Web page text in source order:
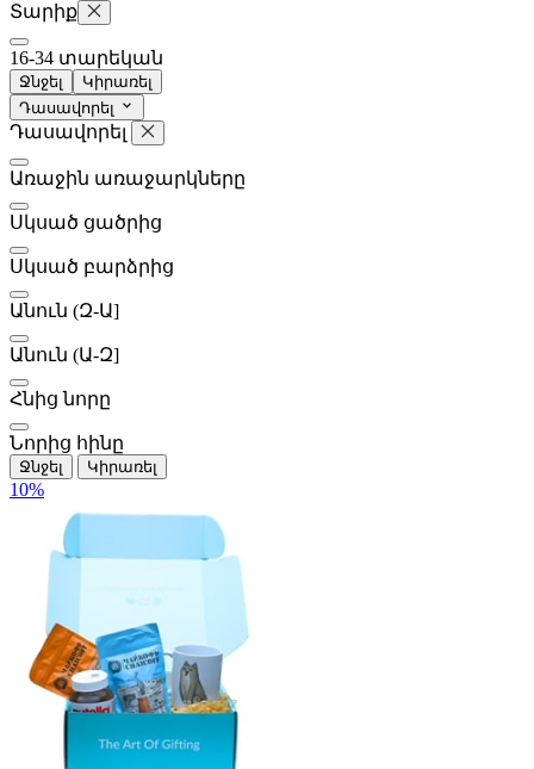
Տարիք
16-34 տարեկան
Ջնջել
Կիրառել
Դասավորել
Դասավորել
Առաջին առաջարկները
Սկսած ցածրից
Սկսած բարձրից
Անուն (Զ-Ա]
Անուն (Ա-Զ]
Հնից նորը
Նորից հինը
Ջնջել Կիրառել
10%